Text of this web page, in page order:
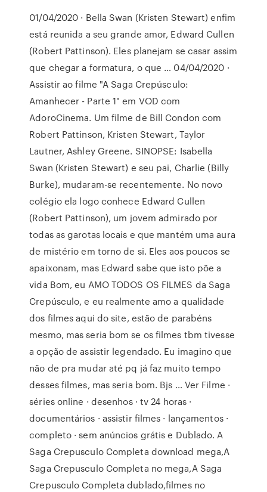
01/04/2020 · Bella Swan (Kristen Stewart) enfim
está reunida a seu grande amor, Edward Cullen
(Robert Pattinson). Eles planejam se casar assim
que chegar a formatura, o que … 04/04/2020 ·
Assistir ao filme "A Saga Crepúsculo:
Amanhecer - Parte 1" em VOD com
AdoroCinema. Um filme de Bill Condon com
Robert Pattinson, Kristen Stewart, Taylor
Lautner, Ashley Greene. SINOPSE: Isabella
Swan (Kristen Stewart) e seu pai, Charlie (Billy
Burke), mudaram-se recentemente. No novo
colégio ela logo conhece Edward Cullen
(Robert Pattinson), um jovem admirado por
todas as garotas locais e que mantém uma aura
de mistério em torno de si. Eles aos poucos se
apaixonam, mas Edward sabe que isto põe a
vida Bom, eu AMO TODOS OS FILMES da Saga
Crepúsculo, e eu realmente amo a qualidade
dos filmes aqui do site, estão de parabéns
mesmo, mas seria bom se os filmes tbm tivesse
a opção de assistir legendado. Eu imagino que
não de pra mudar até pq já faz muito tempo
desses filmes, mas seria bom. Bjs … Ver Filme ·
séries online · desenhos · tv 24 horas ·
documentários · assistir filmes · lançamentos ·
completo · sem anúncios grátis e Dublado. A
Saga Crepusculo Completa download mega,A
Saga Crepusculo Completa no mega,A Saga
Crepusculo Completa dublado,filmes no